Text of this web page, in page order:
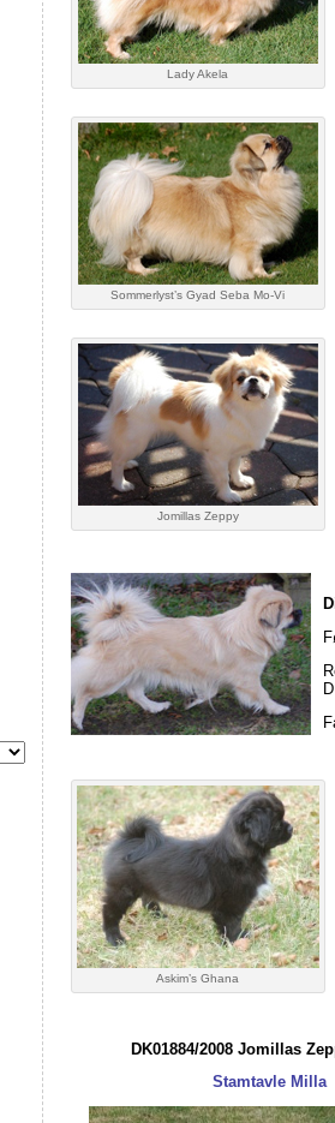
Lady Akela
Sommerlyst’s Gyad Seba Mo-Vi
Jomillas Zeppy
Askim’s Ghana
DK01884/2008 Jomillas
Stamtavle Milla